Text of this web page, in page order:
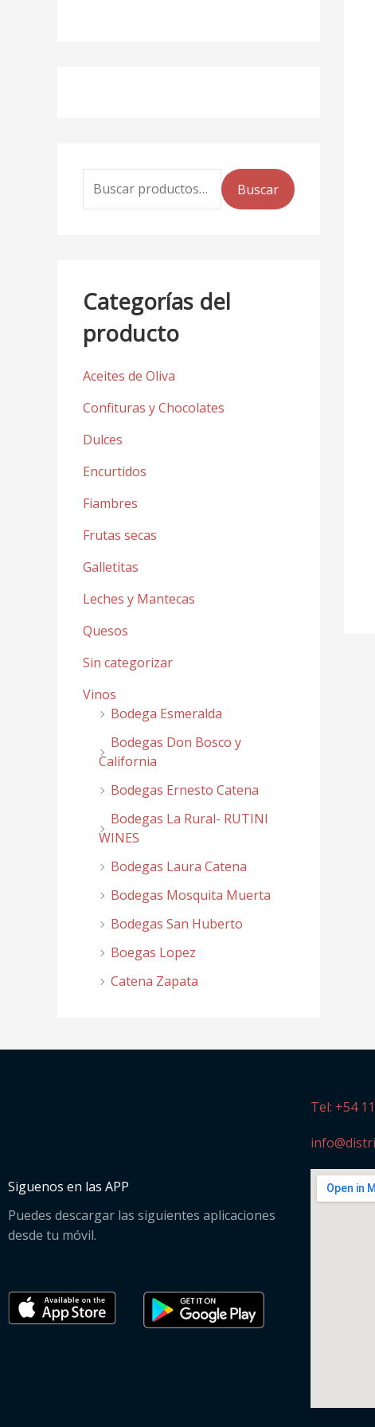
Buscar
Categorías del
producto
Aceites de Oliva
Confituras y Chocolates
Dulces
Encurtidos
Fiambres
Frutas secas
Galletitas
Leches y Mantecas
Quesos
Sin categorizar
Vinos
Bodega Esmeralda
Bodegas Don Bosco y
California
Bodegas Ernesto Catena
Bodegas La Rural- RUTINI
WINES
Bodegas Laura Catena
Bodegas Mosquita Muerta
Bodegas San Huberto
Boegas Lopez
Catena Zapata
Siguenos en las APP
Puedes descargar las siguientes aplicaciones
desde tu móvil.
Tel: +54